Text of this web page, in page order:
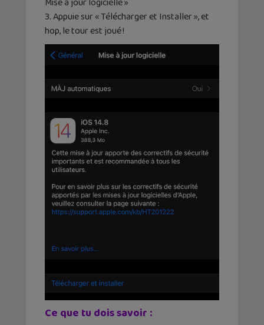
3. Appuie sur « Télécharger et Installer », et
hop, le tour est joué !
Ce que tu dois savoir :